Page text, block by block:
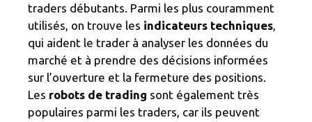
traders débutants. Parmi les plus couramment
utilisés, on trouve les indicateurs techniques,
qui aident le trader à analyser les données du
marché et à prendre des décisions informées
sur l’ouverture et la fermeture des positions.
Les robots de trading sont également très
populaires parmi les traders, car ils peuvent